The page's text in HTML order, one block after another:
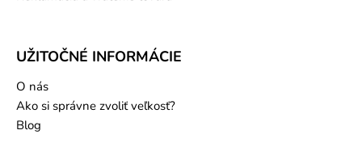
UŽITOČNÉ INFORMÁCIE
O nás
Ako si správne zvoliť veľkosť?
Blog